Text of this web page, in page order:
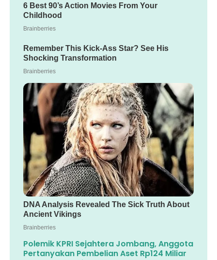
Polemik KPRI Sejahtera Jombang, Anggota
Pertanyakan Pembelian Aset Rp124 Miliar